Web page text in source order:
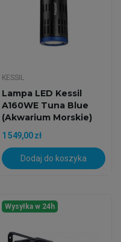
KESSIL
Lampa LED Kessil
A160WE Tuna Blue
(Akwarium Morskie)
1 549,00 zł
Dodaj do koszyka
Wysyłka w 24h